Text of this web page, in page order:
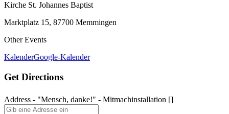
Kirche St. Johannes Baptist
Marktplatz 15, 87700 Memmingen
Other Events
KalenderGoogle-Kalender
Get Directions
Address - "Mensch, danke!" - Mitmachinstallation []